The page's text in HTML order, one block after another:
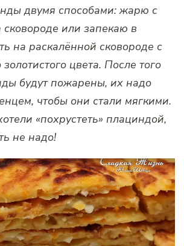
двумя способами: жарю с
сковороде или запекаю в
на раскалённой сковороде с
цвета. После того
будут пожарены, их надо
чтобы они стали мягкими.
«похрустеть» плациндой,
не надо!